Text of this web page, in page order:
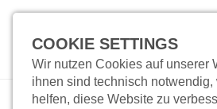
COOKIE SETTINGS
Wir nutzen Cookies auf unserer
ihnen sind technisch
helfen, diese Website zu